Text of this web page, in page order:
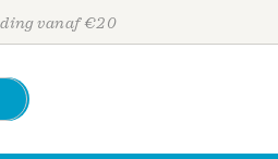
vanaf €20